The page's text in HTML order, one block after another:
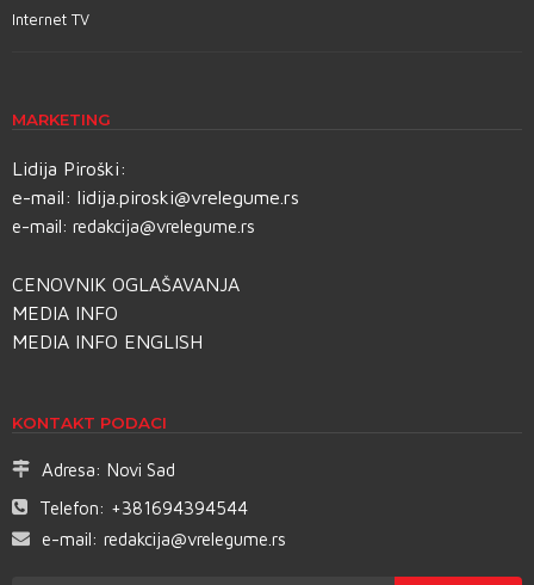
Internet TV
MARKETING
Lidija Piroški:
e-mail: lidija.piroski@vrelegume.rs
e-mail: redakcija@vrelegume.rs
CENOVNIK OGLAŠAVANJA
MEDIA INFO
MEDIA INFO ENGLISH
KONTAKT PODACI
Adresa: Novi Sad
Telefon: +381694394544
e-mail: redakcija@vrelegume.rs